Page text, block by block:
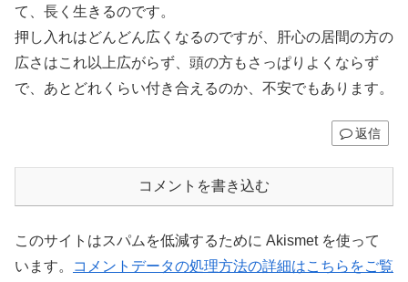
て、長く生きるのです。
押し入れはどんどん広くなるのですが、肝心の居間の方の
広さはこれ以上広がらず、頭の方もさっぱりよくならず
で、あとどれくらい付き合えるのか、不安でもあります。
返信
コメントを書き込む
このサイトはスパムを低減するために Akismet を使って
います。
コメントデータの処理方法の詳細はこちらをご覧